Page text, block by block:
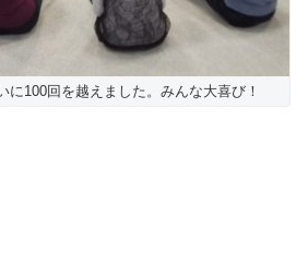
に100回を越えました。みんな大喜び！